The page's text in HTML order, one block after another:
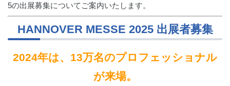
5の出展募集についてご案内いたします。
HANNOVER MESSE 2025 出展者募集
2024年は、13万名のプロフェッショナル
が来場。